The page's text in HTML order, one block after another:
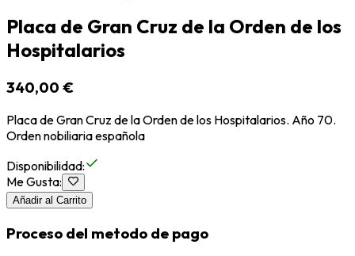
Placa de Gran Cruz de la Orden de los
Hospitalarios
340,00 €
Placa de Gran Cruz de la Orden de los Hospitalarios. Año 70.
Orden nobiliaria española
Disponibilidad:
Me Gusta:
Añadir al Carrito
Proceso del metodo de pago